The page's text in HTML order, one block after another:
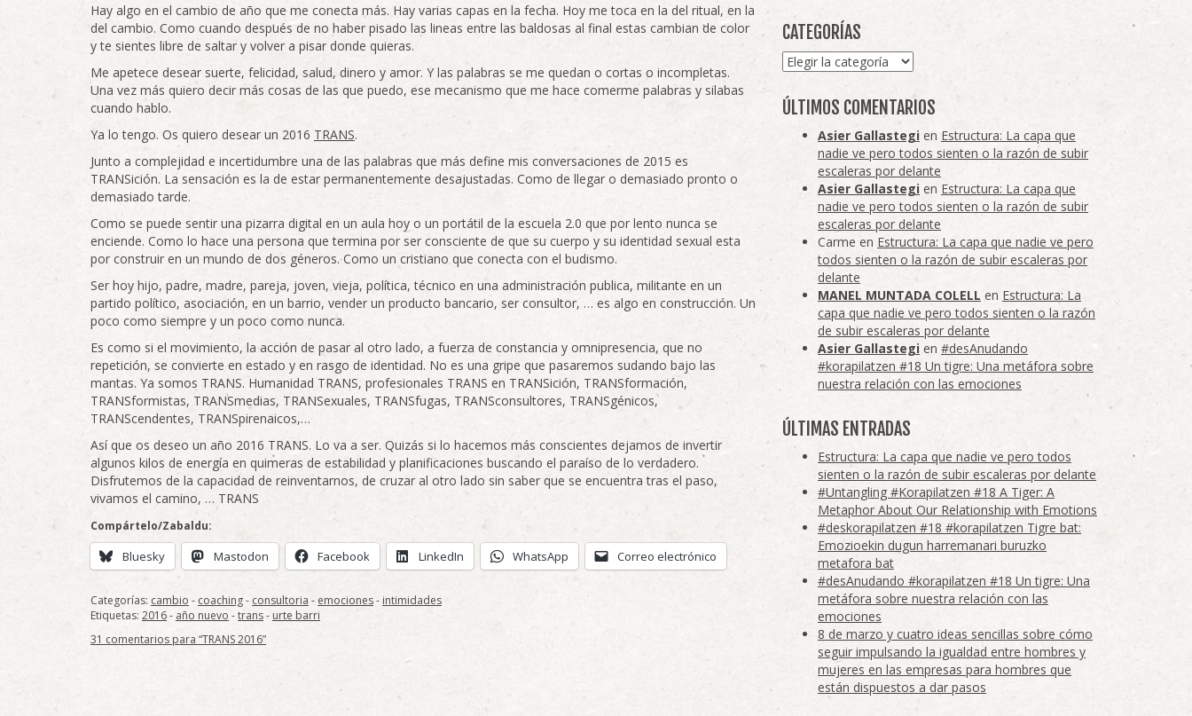
Hay algo en el cambio de año que me conecta más. Hay varias capas en la fecha. Hoy me toca en la del ritual, en la
del cambio. Como cuando después de no haber pisado las lineas entre las baldosas al final estas cambian de color
y te sientes libre de saltar y volver a pisar donde quieras.
Me apetece desear suerte, felicidad, salud, dinero y amor. Y las palabras se me quedan o cortas o incompletas.
Una vez más quiero decir más cosas de las que puedo, ese mecanismo que me hace comerme palabras y silabas
cuando hablo.
Ya lo tengo. Os quiero desear un 2016 TRANS.
Junto a complejidad e incertidumbre una de las palabras que más define mis conversaciones de 2015 es
TRANSición. La sensación es la de estar permanentemente desajustadas. Como de llegar o demasiado pronto o
demasiado tarde.
Como se puede sentir una pizarra digital en un aula hoy o un portátil de la escuela 2.0 que por lento nunca se
enciende. Como lo hace una persona que termina por ser consciente de que su cuerpo y su identidad sexual esta
por construir en un mundo de dos géneros. Como un cristiano que conecta con el budismo.
Ser hoy hijo, padre, madre, pareja, joven, vieja, política, técnico en una administración publica, militante en un
partido político, asociación, en un barrio, vender un producto bancario, ser consultor, … es algo en construcción. Un
poco como siempre y un poco como nunca.
Es como si el movimiento, la acción de pasar al otro lado, a fuerza de constancia y omnipresencia, que no
repetición, se convierte en estado y en rasgo de identidad. No es una gripe que pasaremos sudando bajo las
mantas. Ya somos TRANS. Humanidad TRANS, profesionales TRANS en TRANSición, TRANSformación,
TRANSformistas, TRANSmedias, TRANSexuales, TRANSfugas, TRANSconsultores, TRANSgénicos,
TRANScendentes, TRANSpirenaicos,…
Así que os deseo un año 2016 TRANS. Lo va a ser. Quizás si lo hacemos más conscientes dejamos de invertir
algunos kilos de energía en quimeras de estabilidad y planificaciones buscando el paraíso de lo verdadero.
Disfrutemos de la capacidad de reinventarnos, de cruzar al otro lado sin saber que se encuentra tras el paso,
vivamos el camino, … TRANS
Compártelo/Zabaldu:
Bluesky Mastodon Facebook LinkedIn WhatsApp Correo electrónico
Categorías: cambio - coaching- consultoria - emociones- intimidades
Etiquetas: 2016- año nuevo -trans- urte barri
31 comentarios para “TRANS 2016”
CATEGORÍAS
Categorías
ÚLTIMOS COMENTARIOS
Asier Gallastegi en Estructura: La capa que
nadie ve pero todos sienten o la razón de subir
escaleras por delante
Asier Gallastegi en Estructura: La capa que
nadie ve pero todos sienten o la razón de subir
escaleras por delante
Carme en Estructura: La capa que nadie ve pero
todos sienten o la razón de subir escaleras por
delante
MANEL MUNTADA COLELL en Estructura: La
capa que nadie ve pero todos sienten o la razón
de subir escaleras por delante
Asier Gallastegi en #desAnudando
#korapilatzen #18 Un tigre: Una metáfora sobre
nuestra relación con las emociones
ÚLTIMAS ENTRADAS
Estructura: La capa que nadie ve pero todos
sienten o la razón de subir escaleras por delante
#Untangling #Korapilatzen #18 A Tiger: A
Metaphor About Our Relationship with Emotions
#deskorapilatzen #18 #korapilatzen Tigre bat:
Emozioekin dugun harremanari buruzko
metafora bat
#desAnudando #korapilatzen #18 Un tigre: Una
metáfora sobre nuestra relación con las
emociones
8 de marzo y cuatro ideas sencillas sobre cómo
seguir impulsando la igualdad entre hombres y
mujeres en las empresas para hombres que
están dispuestos a dar pasos